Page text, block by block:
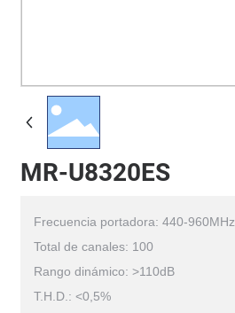
MR-U8320ES
Frecuencia portadora: 440-960MHz
Total de canales: 100
Rango dinámico: >110dB
T.H.D.: <0,5%